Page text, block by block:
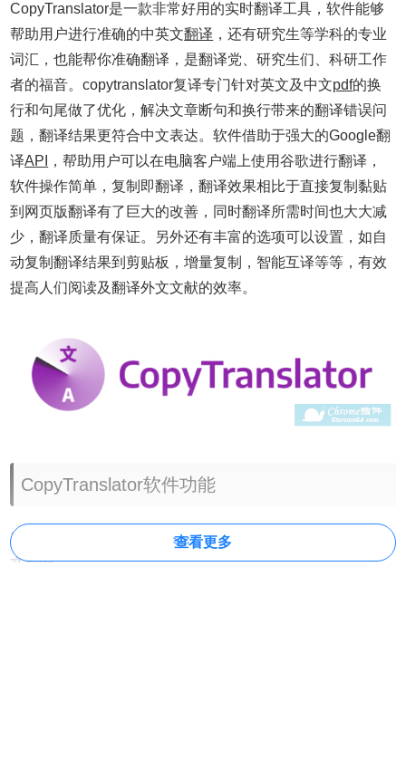
CopyTranslator是一款非常好用的实时翻译工具，软件能够
帮助用户进行准确的中英文翻译 ，还有研究生等学科的专业
词汇，也能帮你准确翻译，是翻译党、研究生们、科研工作
者的福音。copytranslator复译专门针对英文及中文pdf的换
行和句尾做了优化，解决文章断句和换行带来的翻译错误问
题，翻译结果更符合中文表达。软件借助于强大的Google翻
译API
，帮助用户可以在电脑客户端上使用谷歌进行翻译，
软件操作简单，复制即翻译，翻译效果相比于直接复制黏贴
到网页版翻译有了巨大的改善，同时翻译所需时间也大大减
少，翻译质量有保证。另外还有丰富的选项可以设置，如自
动复制翻译结果到剪贴板，增量复制，智能互译等等，有效
提高人们阅读及翻译外文文献的效率。
CopyTranslator软件功能
1、CopyTranslator提供专业的翻译功能，可以对你不会的英
文翻译
查看更多